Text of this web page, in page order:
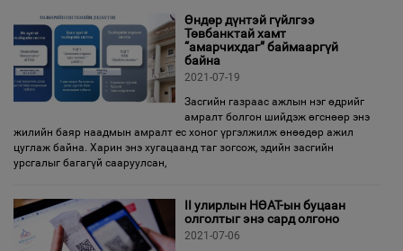
Өндөр дүнтэй гүйлгээ
Төвбанктай хамт
“амарчихдаг” баймааргүй
байна
2021-07-19
Засгийн газраас ажлын нэг өдрийг
амралт болгон шийдэж өгснөөр энэ
жилийн баяр наадмын амралт ес хоног үргэлжилж өнөөдөр ажил
цуглаж байна. Харин энэ хугацаанд таг зогсож, эдийн засгийн
урсгалыг багагүй сааруулсан,
II улирлын НӨАТ-ын буцаан
олголтыг энэ сард олгоно
2021-07-06